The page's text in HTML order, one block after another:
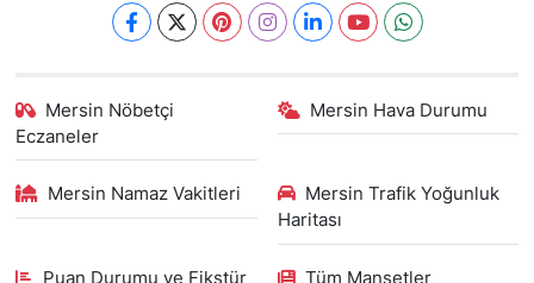
Mersin Nöbetçi
Eczaneler
Mersin Hava Durumu
Mersin Namaz Vakitleri
Mersin Trafik Yoğunluk
Haritası
Puan Durumu ve Fikstür Tüm Manşetler